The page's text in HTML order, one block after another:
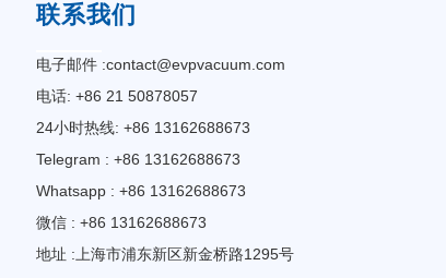
联系我们
电子邮件 :contact@evpvacuum.com
电话: +86 21 50878057
24小时热线: +86 13162688673
Telegram : +86 13162688673
Whatsapp : +86 13162688673
微信 : +86 13162688673
地址 :上海市浦东新区新金桥路1295号